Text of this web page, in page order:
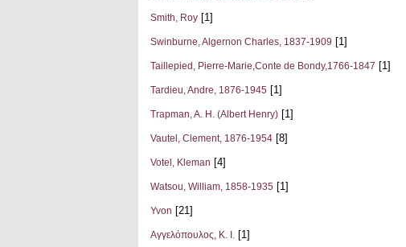
Smith, Roy [1]
Swinburne, Algernon Charles, 1837-1909 [1]
Taillepied, Pierre-Marie,Conte de Bondy,1766-1847 [1]
Tardieu, Andre, 1876-1945 [1]
Trapman, A. H. (Albert Henry) [1]
Vautel, Clement, 1876-1954 [8]
Votel, Kleman [4]
Watsou, William, 1858-1935 [1]
Yvon [21]
Αγγελόπουλος, Κ. Ι. [1]